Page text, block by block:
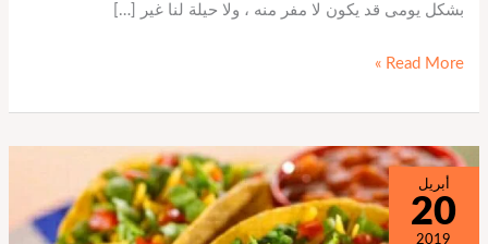
بشكل يومى قد يكون لا مفر منه ، ولا حيلة لنا غير […]
Read More »
أبريل
20
2019
لغة
الأكل
حول